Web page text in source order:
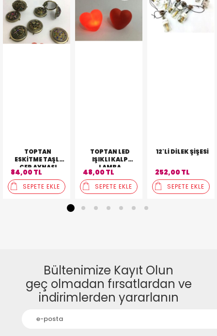
TOPTAN
ESKITME TAŞLI
CEP AYNASI
84,00 TL
SEPETE EKLE
TOPTAN LED
IŞIKLI KALP
LAMBA
48,00 TL
SEPETE EKLE
12'LI DILEK ŞIŞESI
252,00 TL
SEPETE EKLE
1 2 3 4 5 6 7
Bültenimize Kayıt Olun
geç olmadan fırsatlardan ve
indirimlerden yararlanın